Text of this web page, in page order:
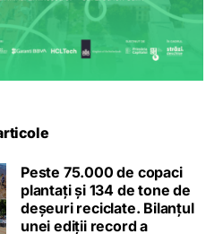
Peste 75.000 de copaci
plantați și 134 de tone de
deșeuri reciclate. Bilanțul
unei ediții record a